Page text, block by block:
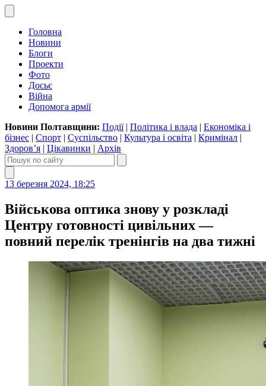
Головна
Новини
Блоги
Проекти
Фото
Досьє
Війна
Допомога армії
Новини Полтавщини: Події| Політика і влада | Економіка і
бізнес | Спорт | Суспільство | Культура і освіта | Кримінал |
Здоров’я | Цікавинки | Архів
13 березня 2024, 18:25
Військова оптика знову у розкладі
Центру готовності цивільних —
повний перелік тренінгів на два тижні